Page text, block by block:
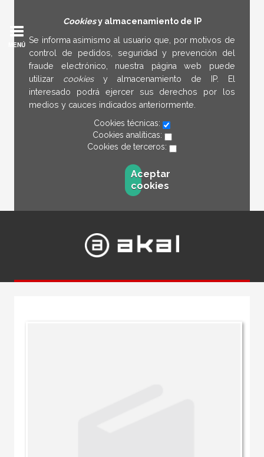
Cookiesy almacenamiento de IP
Se informa asimismo al usuario que, por motivos de
control de pedidos, seguridad y prevención del
fraude electrónico, nuestra página web puede
utilizar cookies y almacenamiento de IP. El
interesado podrá ejercer sus derechos por los
medios y cauces indicados anteriormente.
Cookies técnicas:
Cookies analíticas:
Cookies de terceros:
Aceptar
cookies
MENÚ